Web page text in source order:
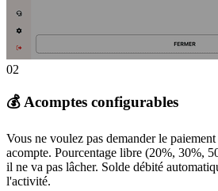
02
💰 Acomptes configurables
Vous ne voulez pas demander le
acompte. Pourcentage libre (20%, 30%,
il ne va pas lâcher. Solde débité
l'activité.